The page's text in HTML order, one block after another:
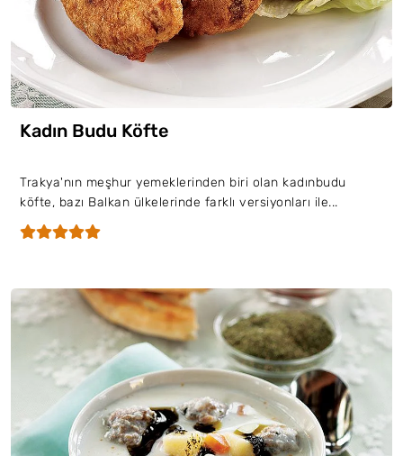
Kadın Budu Köfte
Trakya'nın meşhur yemeklerinden biri olan kadınbudu
köfte, bazı Balkan ülkelerinde farklı versiyonları ile...